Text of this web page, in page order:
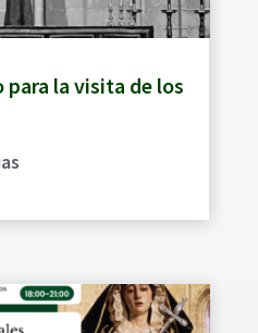
para la visita de los